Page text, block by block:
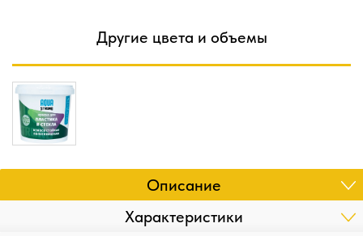
Другие цвета и объемы
Описание
Характеристики